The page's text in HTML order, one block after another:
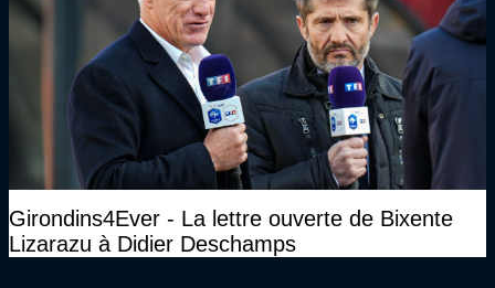
Girondins4Ever - La lettre ouverte de Bixente
Lizarazu à Didier Deschamps